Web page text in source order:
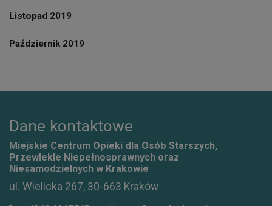
Listopad 2019
Październik 2019
Dane kontaktowe
Miejskie Centrum Opieki dla Osób Starszych,
Przewlekle Niepełnosprawnych oraz
Niesamodzielnych w Krakowie
ul. Wielicka 267, 30-663 Kraków